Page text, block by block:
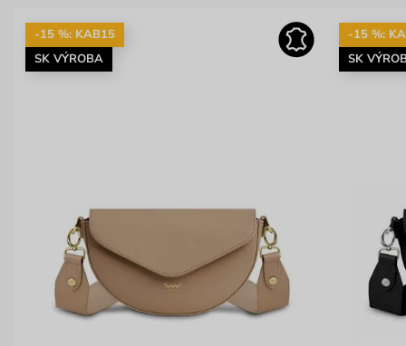
-15 %: KAB15
SK VÝROBA
-15 %:
SK